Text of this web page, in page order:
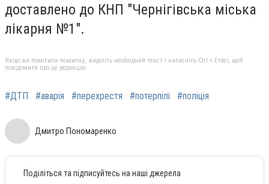
доставлено до КНП "Чернігівська міська
лікарня №1".
Якщо ви помітили помилку, виділіть необхідний текст і натисніть Ctrl + Enter, щоб
повідомити про це редакцію
#ДТП #аварія #перехрестя #потерпілі #поліція
Дмитро Пономаренко
Поділіться та підписуйтесь на наші джерела